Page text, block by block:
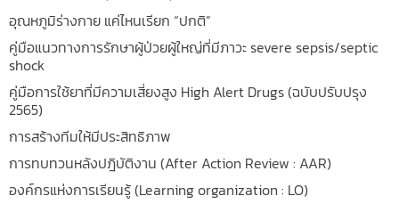
อุณหภูมิร่างกาย แค่ไหนเรียก “ปกติ”
คู่มือแนวทางการรักษาผู้ป่วยผู้ใหญ่ที่มีภาวะ severe sepsis/septic
shock
คู่มือการใช้ยาที่มีความเสี่ยงสูง High Alert Drugs (ฉบับปรับปรุง
2565)
การสร้างทีมให้มีประสิทธิภาพ
การทบทวนหลังปฎิบัติงาน (After Action Review : AAR)
องค์กรแห่งการเรียนรู้ (Learning organization : LO)